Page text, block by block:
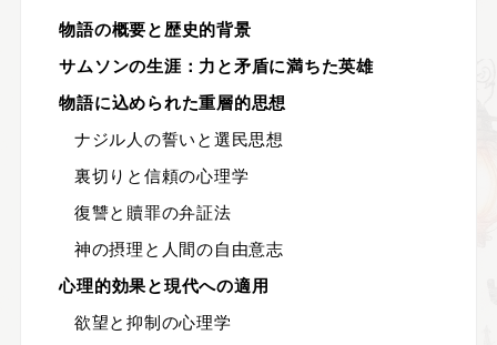
物語の概要と歴史的背景
サムソンの生涯：力と矛盾に満ちた英雄
物語に込められた重層的思想
ナジル人の誓いと選民思想
裏切りと信頼の心理学
復讐と贖罪の弁証法
神の摂理と人間の自由意志
心理的効果と現代への適用
欲望と抑制の心理学